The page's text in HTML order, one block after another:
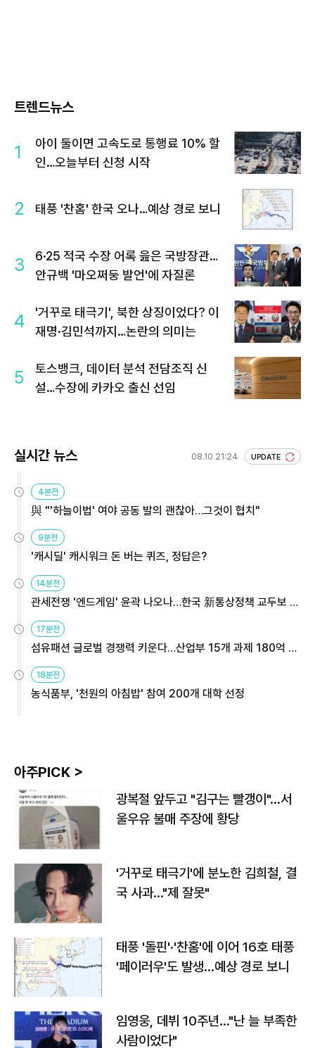
트렌드뉴스
1
아이 둘이면 고속도로 통행료 10% 할
인…오늘부터 신청 시작
2 태풍 '찬홈' 한국 오나…예상 경로 보니
3
6·25 적국 수장 어록 읊은 국방장관…
안규백 '마오쩌둥 발언'에 자질론
4
'거꾸로 태극기', 북한 상징이었다? 이
재명·김민석까지…논란의 의미는
5
토스뱅크, 데이터 분석 전담조직 신
설…수장에 카카오 출신 선임
실시간 뉴스 08.10 21:24 UPDATE
4분전
與 "'하늘이법' 여야 공동 발의 괜찮아…그것이 협치"
9분전
'캐시딜' 캐시워크 돈 버는 퀴즈, 정답은?
14분전
관세전쟁 '엔드게임' 윤곽 나오나…한국 新통상정책 교두보 활
용해야
17분전
섬유패션 글로벌 경쟁력 키운다…산업부 15개 과제 180억 지
원
18분전
농식품부, '천원의 아침밥' 참여 200개 대학 선정
아주PICK >
광복절 앞두고 "김구는 빨갱이"…서
울우유 불매 주장에 황당
'거꾸로 태극기'에 분노한 김희철, 결
국 사과…"제 잘못"
태풍 '돌핀'·'찬홈'에 이어 16호 태풍
'페이러우'도 발생…예상 경로 보니
임영웅, 데뷔 10주년…"난 늘 부족한
사람이었다"